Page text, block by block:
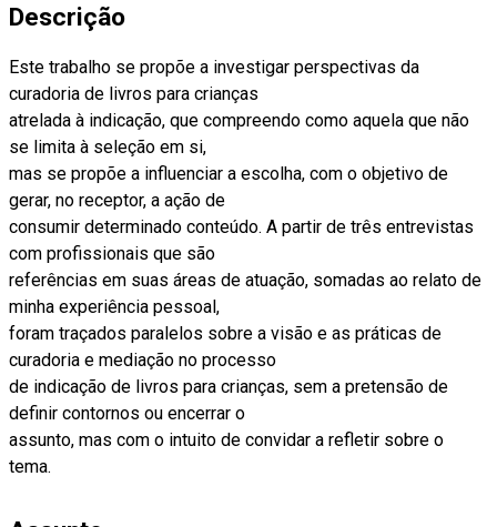
Descrição
Este trabalho se propõe a investigar perspectivas da
curadoria de livros para crianças
atrelada à indicação, que compreendo como aquela que não
se limita à seleção em si,
mas se propõe a influenciar a escolha, com o objetivo de
gerar, no receptor, a ação de
consumir determinado conteúdo. A partir de três entrevistas
com profissionais que são
referências em suas áreas de atuação, somadas ao relato de
minha experiência pessoal,
foram traçados paralelos sobre a visão e as práticas de
curadoria e mediação no processo
de indicação de livros para crianças, sem a pretensão de
definir contornos ou encerrar o
assunto, mas com o intuito de convidar a refletir sobre o
tema.